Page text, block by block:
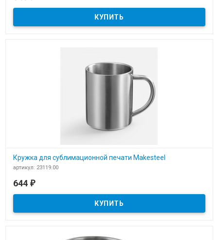
Кружка для сублимационной печати Makesteel
артикул: 23119.00
644 ₽